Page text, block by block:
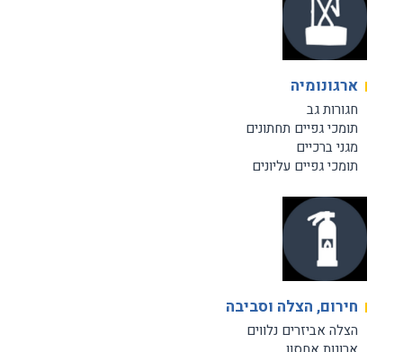
ארגונומיה
חגורות גב
תומכי גפיים תחתונים
מגני ברכיים
תומכי גפיים עליונים
חירום, הצלה וסביבה
הצלה אביזרים נלווים